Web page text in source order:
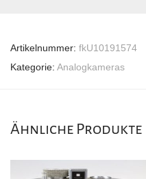
Artikelnummer: fkU10191574
Kategorie: Analogkameras
Ähnliche Produkte